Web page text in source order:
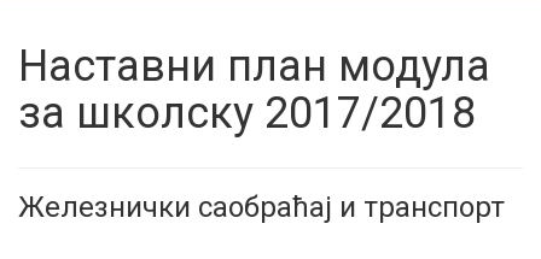
Наставни план модула
за школску 2017/2018
Железнички саобраћај и транспорт